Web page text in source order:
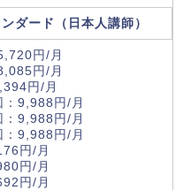
ダード（日本人講師）
円/月
円/月
円/月
9,988円/月
9,988円/月
9,988円/月
円/月
円/月
円/月